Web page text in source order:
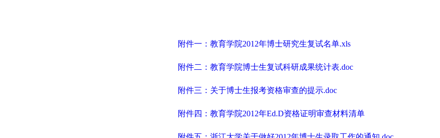
附件一：教育学院2012年博士研究生复试名单.xls
附件二：教育学院博士生复试科研成果统计表.doc
附件三：关于博士生报考资格审查的提示.doc
附件四：教育学院2012年Ed.D资格证明审查材料清单